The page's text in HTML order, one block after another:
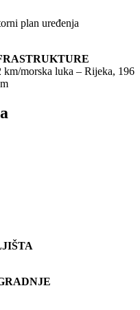
plan uređenja
km/morska luka – Rijeka, 196